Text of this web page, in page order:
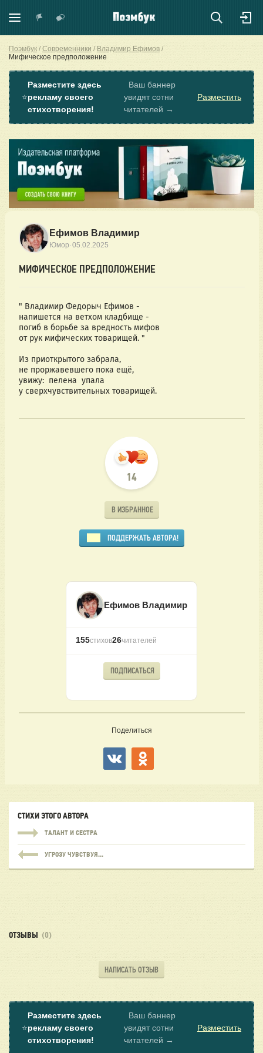
Поэмбук Современники
Владимир Ефимов
Мифическое предположение
⭐
Разместите здесь
рекламу своего
стихотворения!
Ваш баннер
увидят сотни
читателей →
Разместить
Ефимов Владимир
Юмор ·05.02.2025
МИФИЧЕСКОЕ ПРЕДПОЛОЖЕНИЕ
" Владимир Федорыч Ефимов -
напишется на ветхом кладбище -
погиб в борьбе за вредность мифов
от рук мифических товарищей. "
Из приоткрытого забрала,
не проржавевшего пока ещё,
увижу:  пелена  упала
у сверхчувствительных товарищей.
14
В ИЗБРАННОЕ
ПОДДЕРЖАТЬ АВТОРА!
Ефимов Владимир
155стихов26читателей
ПОДПИСАТЬСЯ
Поделиться
СТИХИ ЭТОГО АВТОРА
ТАЛАНТ И СЕСТРА
УГРОЗУ ЧУВСТВУЯ...
ОТЗЫВЫ (0)
НАПИСАТЬ ОТЗЫВ
⭐
Разместите здесь
рекламу своего
стихотворения!
Ваш баннер
увидят сотни
читателей →
Разместить